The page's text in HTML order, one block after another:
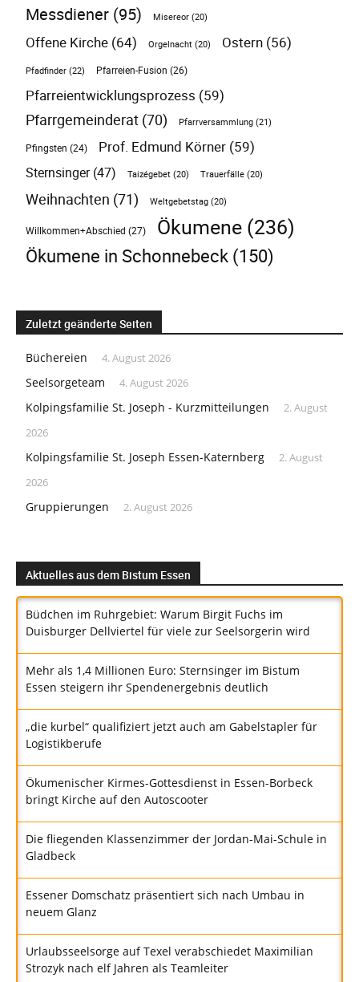
Messdiener (95) Misereor (20)
Offene Kirche (64) Orgelnacht (20) Ostern (56)
Pfadfinder (22) Pfarreien-Fusion (26)
Pfarreientwicklungsprozess (59)
Pfarrgemeinderat (70) Pfarrversammlung (21)
Pfingsten (24) Prof. Edmund Körner (59)
Sternsinger(47) Taizégebet (20) Trauerfälle (20)
Weihnachten (71) Weltgebetstag (20)
Willkommen+Abschied (27) Ökumene (236)
Ökumene in Schonnebeck (150)
Zuletzt geänderte Seiten
Büchereien 4. August 2026
Seelsorgeteam 4. August 2026
Kolpingsfamilie St. Joseph - Kurzmitteilungen
2. August
2026
Kolpingsfamilie St. Joseph Essen-Katernberg
2. August
2026
Gruppierungen 2. August 2026
Aktuelles aus dem Bistum Essen
Büdchen im Ruhrgebiet: Warum Birgit Fuchs im
Duisburger Dellviertel für viele zur Seelsorgerin wird
Mehr als 1,4 Millionen Euro: Sternsinger im Bistum
Essen steigern ihr Spendenergebnis deutlich
„die kurbel“ qualifiziert jetzt auch am Gabelstapler für
Logistikberufe
Ökumenischer Kirmes-Gottesdienst in Essen-Borbeck
bringt Kirche auf den Autoscooter
Die fliegenden Klassenzimmer der Jordan-Mai-Schule in
Gladbeck
Essener Domschatz präsentiert sich nach Umbau in
neuem Glanz
Urlaubsseelsorge auf Texel verabschiedet Maximilian
Strozyk nach elf Jahren als Teamleiter